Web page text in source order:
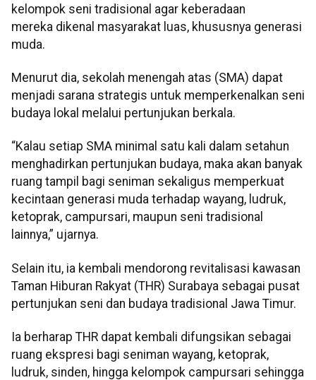
kelompok seni tradisional agar keberadaan
mereka dikenal masyarakat luas, khususnya generasi
muda.
Menurut dia, sekolah menengah atas (SMA) dapat
menjadi sarana strategis untuk memperkenalkan seni
budaya lokal melalui pertunjukan berkala.
“Kalau setiap SMA minimal satu kali dalam setahun
menghadirkan pertunjukan budaya, maka akan banyak
ruang tampil bagi seniman sekaligus memperkuat
kecintaan generasi muda terhadap wayang, ludruk,
ketoprak, campursari, maupun seni tradisional
lainnya,” ujarnya.
Selain itu, ia kembali mendorong revitalisasi kawasan
Taman Hiburan Rakyat (THR) Surabaya sebagai pusat
pertunjukan seni dan budaya tradisional Jawa Timur.
Ia berharap THR dapat kembali difungsikan sebagai
ruang ekspresi bagi seniman wayang, ketoprak,
ludruk, sinden, hingga kelompok campursari sehingga